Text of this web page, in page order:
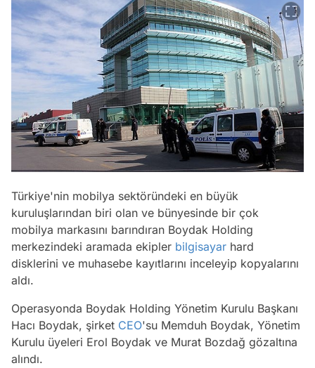
Türkiye'nin mobilya sektöründeki en büyük
kuruluşlarından biri olan ve bünyesinde bir çok
mobilya markasını barındıran Boydak Holding
merkezindeki aramada ekipler bilgisayar hard
disklerini ve muhasebe kayıtlarını inceleyip kopyalarını
aldı.
Operasyonda Boydak Holding Yönetim Kurulu Başkanı
Hacı Boydak, şirket CEO'su Memduh Boydak, Yönetim
Kurulu üyeleri Erol Boydak ve Murat Bozdağ gözaltına
alındı.